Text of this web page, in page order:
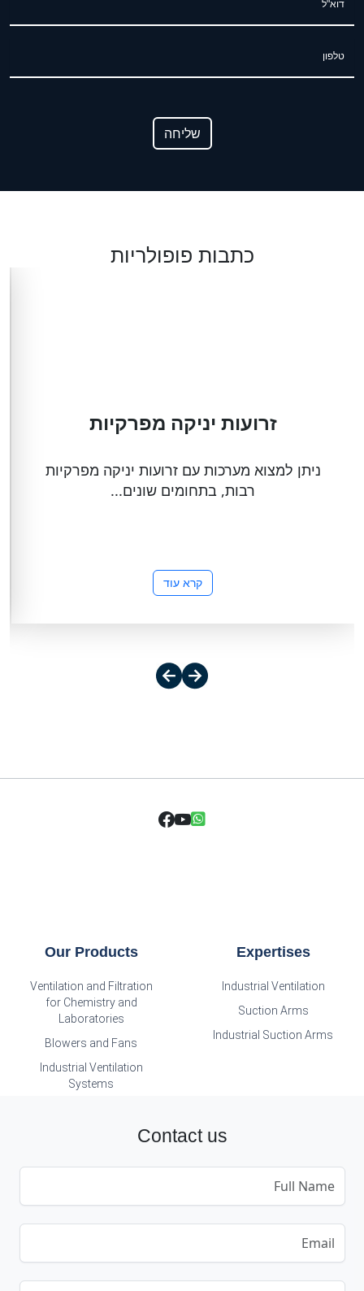
שליחה
כתבות פופולריות
זרועות יניקה מפרקיות
ניתן למצוא מערכות עם זרועות יניקה מפרקיות
רבות, בתחומים שונים...
קרא עוד
Expertises
Industrial Ventilation
Suction Arms
Industrial Suction Arms
Our Products
Ventilation and Filtration
for Chemistry and
Laboratories
Blowers and Fans
Industrial Ventilation
Systems
Contact us